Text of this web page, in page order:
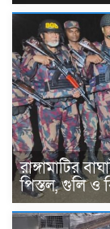
রাঙ্গামাটির
পিস্তল, গুলি ও